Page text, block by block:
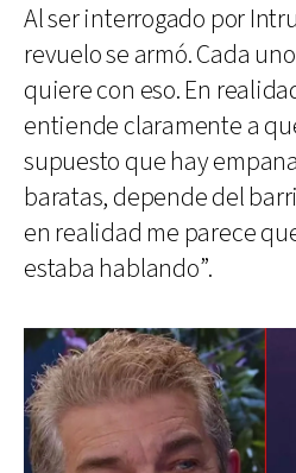
Al ser interrogado por
revuelo se armó. Cada
quiere con eso. En
entiende claramente a
supuesto que hay
baratas, depende del
en realidad me parece
estaba hablando”.